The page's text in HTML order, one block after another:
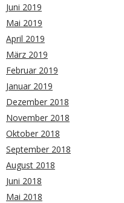
Juni 2019
Mai 2019
April 2019
März 2019
Februar 2019
Januar 2019
Dezember 2018
November 2018
Oktober 2018
September 2018
August 2018
Juni 2018
Mai 2018